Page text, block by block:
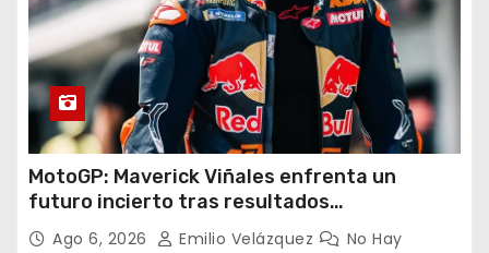
MotoGP: Maverick Viñales enfrenta un
futuro incierto tras resultados
decepcionantes
Ago 6, 2026 Emilio Velázquez
No Hay